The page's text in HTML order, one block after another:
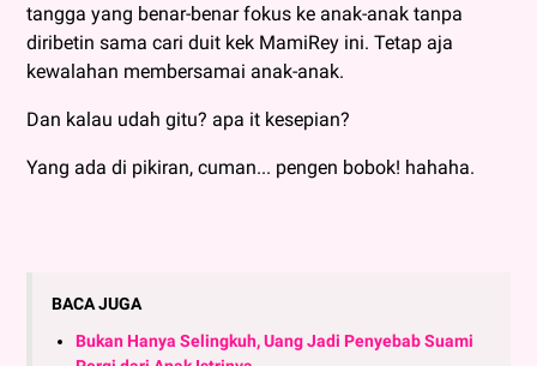
tangga yang benar-benar fokus ke anak-anak tanpa
diribetin sama cari duit kek MamiRey ini. Tetap aja
kewalahan membersamai anak-anak.
Dan kalau udah gitu? apa it kesepian?
Yang ada di pikiran, cuman... pengen bobok! hahaha.
BACA JUGA
Bukan Hanya Selingkuh, Uang Jadi Penyebab Suami